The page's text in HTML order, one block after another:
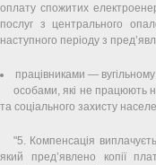
оплату спожитих
послуг з центрального
наступного періоду з
працівниками —
особами, які не працюють
та соціального захисту
"5. Компенсація
який пред’явлено копії